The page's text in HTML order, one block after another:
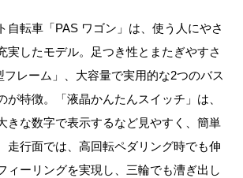
自転車「PAS ワゴン」は、使う人にやさ
実したモデル。足つき性とまたぎやすさ
フレーム」、大容量で実用的な2つのバス
が特徴。「液晶かんたんスイッチ」は、
きな数字で表示するなど見やすく、簡単
走行面では、高回転ペダリング時でも伸
ィーリングを実現し、三輪でも漕ぎ出し